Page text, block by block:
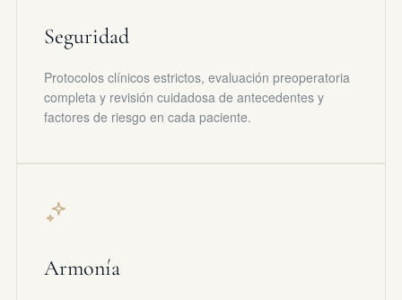
Seguridad
Protocolos clínicos estrictos, evaluación preoperatoria
completa y revisión cuidadosa de antecedentes y
factores de riesgo en cada paciente.
Armonía